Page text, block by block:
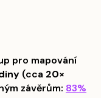
pro mapování
(cca 20×
závěrům: 83%